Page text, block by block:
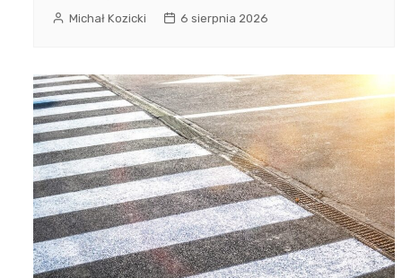
Michał Kozicki 6 sierpnia 2026